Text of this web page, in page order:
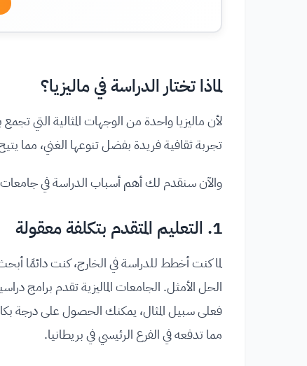
لماذا تختار الدراسة في ماليزيا؟
لأن ماليزيا واحدة من الوجهات المثالية التي
تجربة ثقافية فريدة بفضل تنوعها الغني، مما
والآن سنقدم لك أهم أسباب الدراسة في جامعات
1. التعليم المتقدم بتكلفة معقولة
لما كنت أخطط للدراسة في الخارج، كنت دائمًا
الحل الأمثل. الجامعات الماليزية تقدم برامج
فعلى سبيل المثال، يمكنك الحصول على درجة
مما تدفعه في الفرع الرئيسي في بريطانيا.